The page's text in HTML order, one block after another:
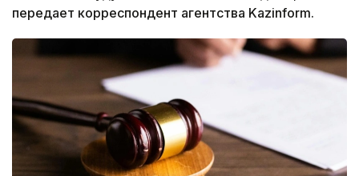
передает корреспондент агентства Kazinform.